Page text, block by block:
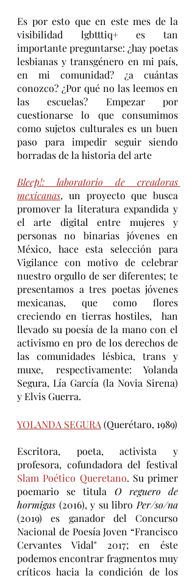
Es por esto que en este mes de la
visibilidad lgbtttiq+ es tan
importante preguntarse: ¿hay poetas
lesbianas y transgénero en mi país,
en mi comunidad? ¿a cuántas
conozco? ¿Por qué no las leemos en
las escuelas? Empezar por
cuestionarse lo que consumimos
como sujetos culturales es un buen
paso para impedir seguir siendo
borradas de la historia del arte
Bleep!: laboratorio de creadoras
mexicanas, un proyecto que busca
promover la literatura expandida y
el arte digital entre mujeres y
personas no binarias jóvenes en
México, hace esta selección para
Vigilance con motivo de celebrar
nuestro orgullo de ser diferentes; te
presentamos a tres poetas jóvenes
mexicanas, que como flores
creciendo en tierras hostiles,  han
llevado su poesía de la mano con el
activismo en pro de los derechos de
las comunidades lésbica, trans y
muxe, respectivamente: Yolanda
Segura, Lía García (la Novia Sirena)
y Elvis Guerra.
YOLANDA SEGURA (Querétaro, 1989)
Escritora, poeta, activista y
Slam Poético Queretano. Su primer
poemario se titula O reguero de
hormigas (2016)​, y su libro Per/so/na
(2019) es ganador del Concurso
Nacional de Poesía Joven “Francisco
Cervantes Vidal" 2017; en éste
podemos encontrar fragmentos muy
críticos hacia la condición de los